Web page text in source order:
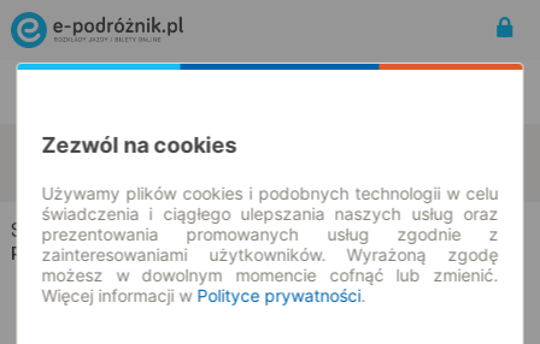
Sochaczew
Warszawa
Sochaczew → Warszawa
Rozkład jazdy i bilety
Zezwól na cookies
Używamy plików cookies i podobnych technologii w celu
świadczenia i ciągłego ulepszania naszych usług oraz
prezentowania promowanych usług zgodnie z
zainteresowaniami użytkowników. Wyrażoną zgodę
możesz w dowolnym momencie cofnąć lub zmienić.
Więcej informacji w Polityce prywatności.